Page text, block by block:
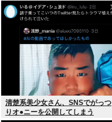
清楚系美少女さん、SNSでがっつ
りオ●ニーを公開してしまう